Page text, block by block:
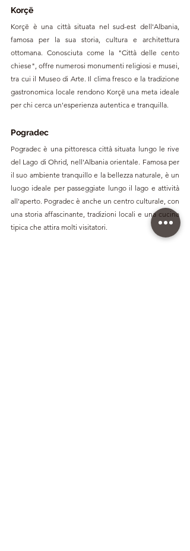
Korçë
Korçë è una città situata nel sud-est dell'Albania,
famosa per la sua storia, cultura e architettura
ottomana. Conosciuta come la "Città delle cento
chiese", offre numerosi monumenti religiosi e musei,
tra cui il Museo di Arte. Il clima fresco e la tradizione
gastronomica locale rendono Korçë una meta ideale
per chi cerca un'esperienza autentica e tranquilla.
Pogradec
Pogradec è una pittoresca città situata lungo le rive
del Lago di Ohrid, nell'Albania orientale. Famosa per
il suo ambiente tranquillo e la bellezza naturale, è un
luogo ideale per passeggiate lungo il lago e attività
all'aperto. Pogradec è anche un centro culturale, con
una storia affascinante, tradizioni locali e una cucina
tipica che attira molti visitatori.